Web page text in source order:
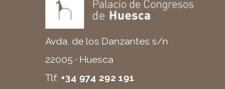
Avda. de los Danzantes s/n
22005 · Huesca
Tlf: +34 974 292 191